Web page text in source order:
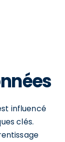
influencé
clés.